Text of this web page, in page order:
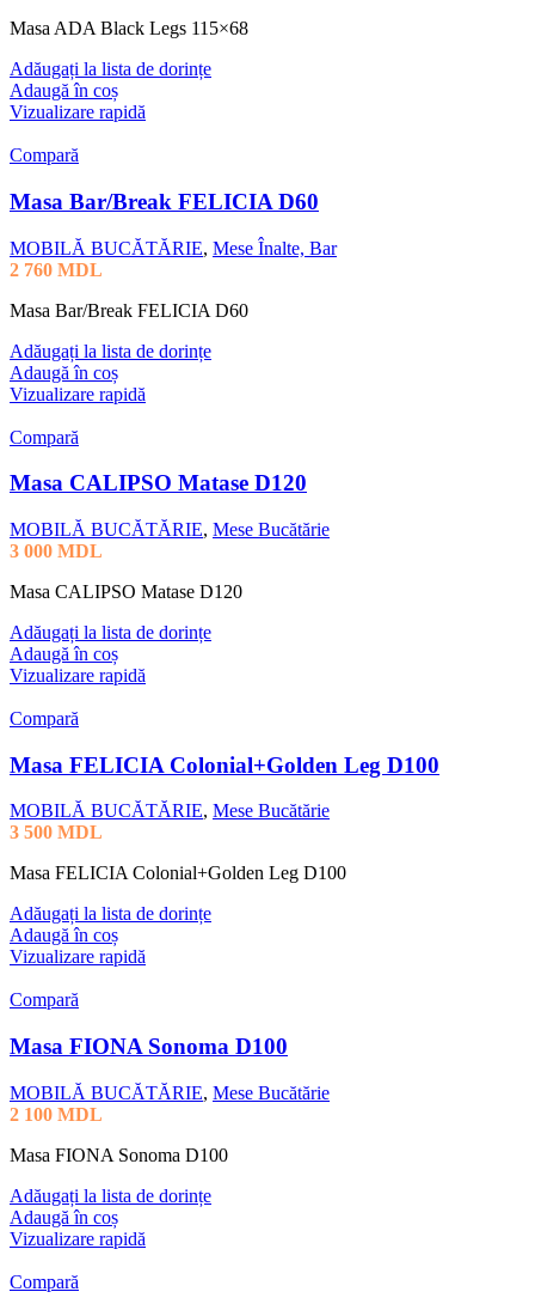
Masa ADA Black Legs 115×68
Adăugați la lista de dorințe
Adaugă în coș
Vizualizare rapidă
Compară
Masa Bar/Break FELICIA D60
MOBILĂ BUCĂTĂRIE, Mese Înalte, Bar
2 760 MDL
Masa Bar/Break FELICIA D60
Adăugați la lista de dorințe
Adaugă în coș
Vizualizare rapidă
Compară
Masa CALIPSO Matase D120
MOBILĂ BUCĂTĂRIE, Mese Bucătărie
3 000 MDL
Masa CALIPSO Matase D120
Adăugați la lista de dorințe
Adaugă în coș
Vizualizare rapidă
Compară
Masa FELICIA Colonial+Golden Leg D100
MOBILĂ BUCĂTĂRIE, Mese Bucătărie
3 500 MDL
Masa FELICIA Colonial+Golden Leg D100
Adăugați la lista de dorințe
Adaugă în coș
Vizualizare rapidă
Compară
Masa FIONA Sonoma D100
MOBILĂ BUCĂTĂRIE, Mese Bucătărie
2 100 MDL
Masa FIONA Sonoma D100
Adăugați la lista de dorințe
Adaugă în coș
Vizualizare rapidă
Compară